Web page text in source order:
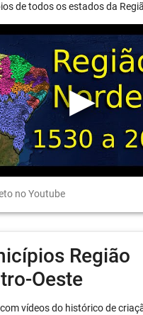
de todos os estados da
no Youtube
Região
Oeste
vídeos do histórico de